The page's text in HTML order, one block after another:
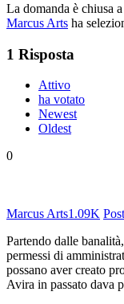
La domanda è chiusa
Marcus Arts ha
1 Risposta
Attivo
ha votato
Newest
Oldest
0
Marcus Arts1.09K
Partendo dalle
permessi di
possano aver creato
Avira in passato dava